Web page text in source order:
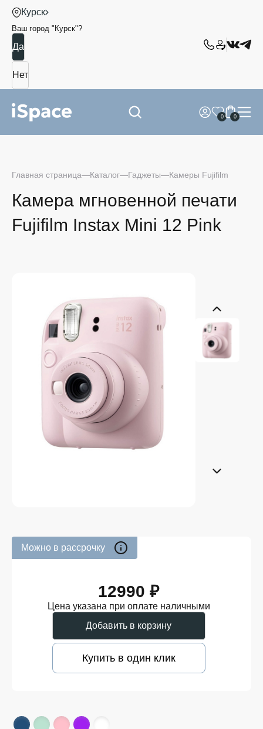
Курск
Ваш город " Курск"?
0 0
Главная страница Каталог Гаджеты Камеры Fujifilm
Камера мгновенной печати
Fujifilm Instax Mini 12 Pink
Можно в рассрочку
12990 ₽
Цена указана при оплате наличными
Добавить в корзину
Купить в один клик